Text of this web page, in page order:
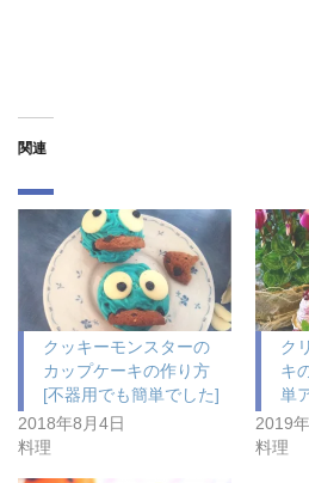
関連
クッキーモンスターの
カップケーキの作り方
[不器用でも簡単でした]
2018年8月4日
料理
ク
キ
単
2019
料理